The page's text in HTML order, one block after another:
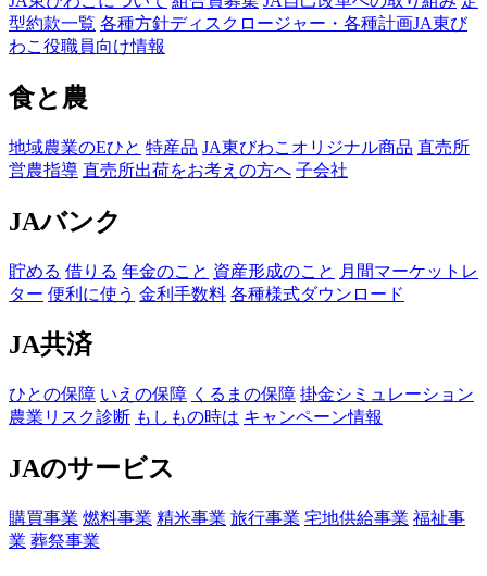
型約款一覧 各種方針ディスクロージャー・各種計画JA東び
わこ役職員向け情報
食と農
地域農業のEひと 特産品 JA東びわこオリジナル商品 直売所
営農指導 直売所出荷をお考えの方へ 子会社
JAバンク
貯める 借りる 年金のこと 資産形成のこと 月間マーケットレ
ター 便利に使う 金利手数料 各種様式ダウンロード
JA共済
ひとの保障 いえの保障 くるまの保障 掛金シミュレーション
農業リスク診断 もしもの時は キャンペーン情報
JAのサービス
購買事業 燃料事業 精米事業 旅行事業 宅地供給事業 福祉事
業 葬祭事業